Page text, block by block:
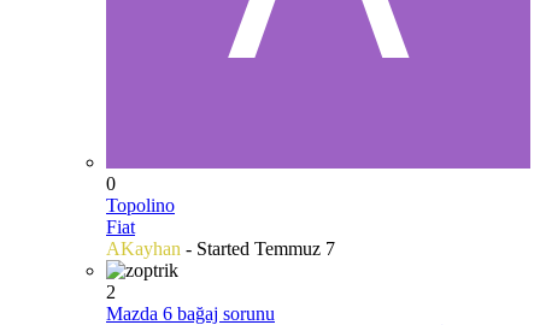
0
Topolino
Fiat
AKayhan - Started Temmuz 7
2
Mazda 6 bağaj sorunu